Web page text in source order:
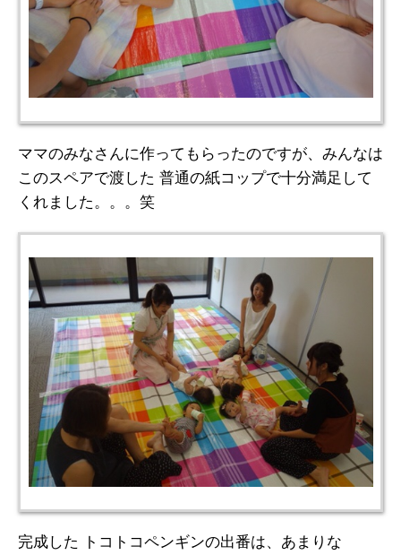
ママのみなさんに作ってもらったのですが、みんなは
このスペアで渡した 普通の紙コップで十分満足して
くれました。。。笑
完成した トコトコペンギンの出番は、あまりな